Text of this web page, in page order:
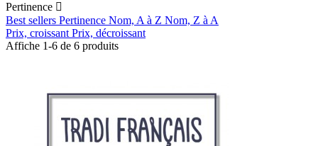
Pertinence 
Best sellers Pertinence Nom, A à Z Nom, Z à A
Prix, croissant Prix, décroissant
Affiche 1-6 de 6 produits